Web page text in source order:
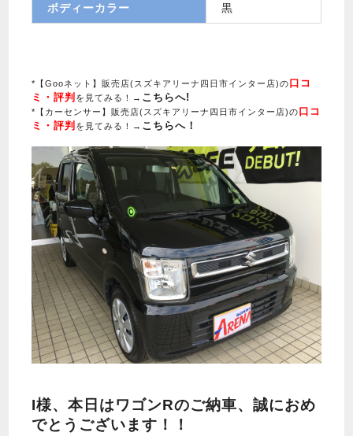
ボディーカラー 黒
*【Gooネット】販売店(スズキアリーナ四日市インター店)の口コ
ミ・評判 を見てみる！→ こちらへ!
*【カーセンサー】販売店(スズキアリーナ四日市インター店)の口コ
ミ・評判 を見てみる！→ こちらへ！
I様、本日はワゴンRのご納車、誠におめ
でとうございます！！